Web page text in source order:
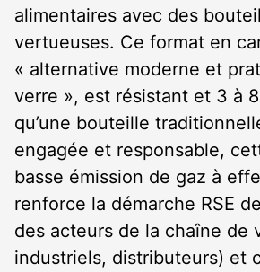
alimentaires avec des
vertueuses. Ce format en
« alternative moderne et
verre », est résistant et 3 à
qu’une bouteille
engagée et responsable,
basse émission de gaz à
renforce la démarche RSE
des acteurs de la chaîne de
industriels, distributeurs) et